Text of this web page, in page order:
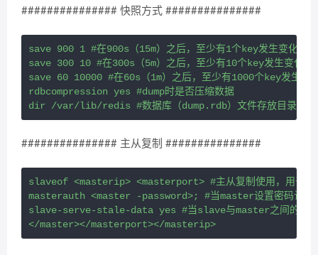
############### 快照方式 ###############
save 900 1 #在900s（15m）之后，至少有1个key发生变化，
save 300 10 #在300s（5m）之后，至少有10个key发生变化，
save 60 10000 #在60s（1m）之后，至少有1000个key发生变
rdbcompression yes #dump时是否压缩数据
############### 主从复制 ###############
slaveof <masterip> <masterport> #主从复制使用，用于
masterauth <master -password>; #当master设置密码认证
slave-serve-stale-data yes #当slave与master之间的连接断
</master></masterport></masterip>